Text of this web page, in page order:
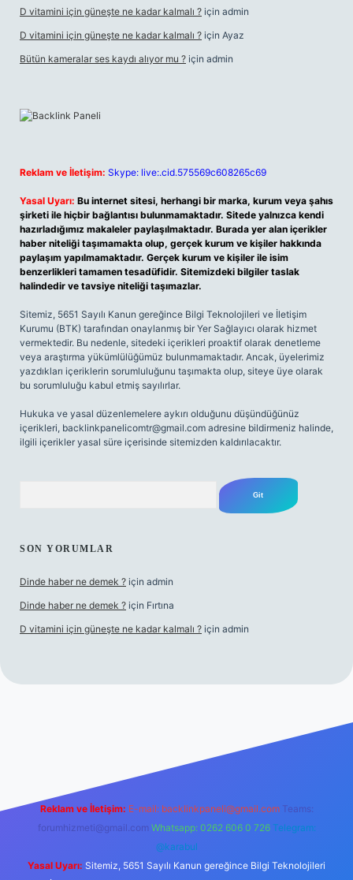
D vitamini için güneşte ne kadar kalmalı ? için admin
D vitamini için güneşte ne kadar kalmalı ? için Ayaz
Bütün kameralar ses kaydı alıyor mu ? için admin
Reklam ve İletişim: Skype: live:.cid.575569c608265c69
Yasal Uyarı: Bu internet sitesi, herhangi bir marka, kurum veya şahıs
şirketi ile hiçbir bağlantısı bulunmamaktadır. Sitede yalnızca kendi
hazırladığımız makaleler paylaşılmaktadır. Burada yer alan içerikler
haber niteliği taşımamakta olup, gerçek kurum ve kişiler hakkında
paylaşım yapılmamaktadır. Gerçek kurum ve kişiler ile isim
benzerlikleri tamamen tesadüfidir. Sitemizdeki bilgiler taslak
halindedir ve tavsiye niteliği taşımazlar.
Sitemiz, 5651 Sayılı Kanun gereğince Bilgi Teknolojileri ve İletişim
Kurumu (BTK) tarafından onaylanmış bir Yer Sağlayıcı olarak hizmet
vermektedir. Bu nedenle, sitedeki içerikleri proaktif olarak denetleme
veya araştırma yükümlülüğümüz bulunmamaktadır. Ancak, üyelerimiz
yazdıkları içeriklerin sorumluluğunu taşımakta olup, siteye üye olarak
bu sorumluluğu kabul etmiş sayılırlar.
Hukuka ve yasal düzenlemelere aykırı olduğunu düşündüğünüz
içerikleri, backlinkpanelicomtr@gmail.com adresine bildirmeniz halinde,
ilgili içerikler yasal süre içerisinde sitemizden kaldırılacaktır.
SON YORUMLAR
Dinde haber ne demek ? için admin
Dinde haber ne demek ? için Fırtına
D vitamini için güneşte ne kadar kalmalı ? için admin
Reklam ve İletişim: E-mail: backlinkpaneli@gmail.com Teams:
forumhizmeti@gmail.com Whatsapp: 0262 606 0 726 Telegram:
@karabul
Yasal Uyarı: Sitemiz, 5651 Sayılı Kanun gereğince Bilgi Teknolojileri